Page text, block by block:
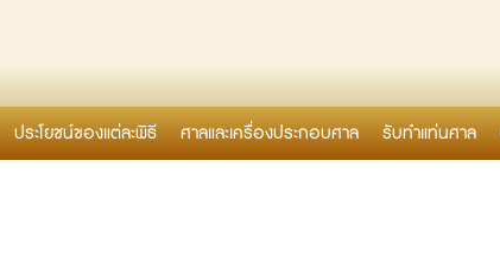
ประโยชน์ของแต่ละพิธี ศาลและเครื่องประกอบศาล รับทำแท่นศาล